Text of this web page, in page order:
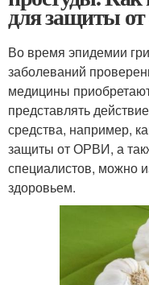
для защиты
Во время эпидемии
заболеваний
медицины
представлять
средства, например,
защиты от ОРВИ, а
специалистов, можно
здоровьем.